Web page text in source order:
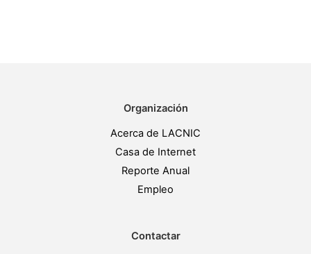
Organización
Acerca de LACNIC
Casa de Internet
Reporte Anual
Empleo
Contactar